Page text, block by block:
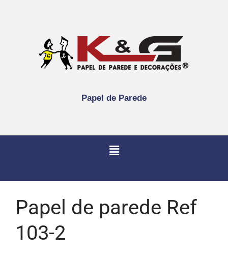
Papel de Parede
Papel de parede Ref
103-2